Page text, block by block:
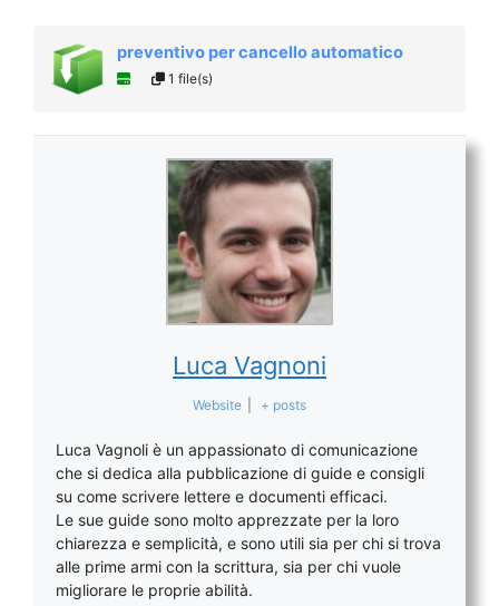
preventivo per cancello automatico
1 file(s)
Luca Vagnoni
Website + posts
Luca Vagnoli è un appassionato di comunicazione
che si dedica alla pubblicazione di guide e consigli
su come scrivere lettere e documenti efficaci.
Le sue guide sono molto apprezzate per la loro
chiarezza e semplicità, e sono utili sia per chi si trova
alle prime armi con la scrittura, sia per chi vuole
migliorare le proprie abilità.